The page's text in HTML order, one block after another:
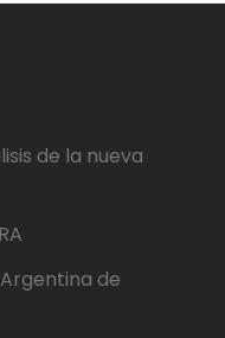
de la nueva
de